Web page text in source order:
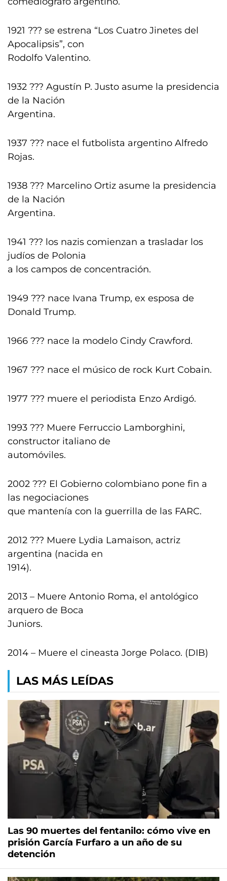
1921 ??? se estrena “Los Cuatro Jinetes del
Apocalipsis”, con
Rodolfo Valentino.
1932 ??? Agustín P. Justo asume la presidencia
de la Nación
Argentina.
1937 ??? nace el futbolista argentino Alfredo
Rojas.
1938 ??? Marcelino Ortiz asume la presidencia
de la Nación
Argentina.
1941 ??? los nazis comienzan a trasladar los
judíos de Polonia
a los campos de concentración.
1949 ??? nace Ivana Trump, ex esposa de
Donald Trump.
1966 ??? nace la modelo Cindy Crawford.
1967 ??? nace el músico de rock Kurt Cobain.
1977 ??? muere el periodista Enzo Ardigó.
1993 ??? Muere Ferruccio Lamborghini,
constructor italiano de
automóviles.
2002 ??? El Gobierno colombiano pone fin a
las negociaciones
que mantenía con la guerrilla de las FARC.
2012 ??? Muere Lydia Lamaison, actriz
argentina (nacida en
1914).
2013 – Muere Antonio Roma, el antológico
arquero de Boca
Juniors.
2014 – Muere el cineasta Jorge Polaco. (DIB)
LAS MÁS LEÍDAS
Las 90 muertes del fentanilo: cómo vive en
prisión García Furfaro a un año de su
detención